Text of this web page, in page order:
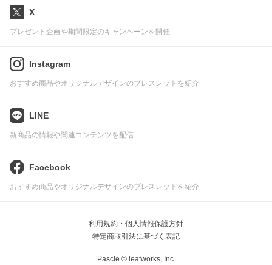
X
プレゼント企画や期間限定のキャンペーンを開催
Instagram
おすすめ商品やオリジナルデザインのブレスレットを紹介
LINE
新商品の情報や関連コンテンツを配信
Facebook
おすすめ商品やオリジナルデザインのブレスレットを紹介
利用規約・個人情報保護方針
特定商取引法に基づく表記
Pascle © leafworks, Inc.